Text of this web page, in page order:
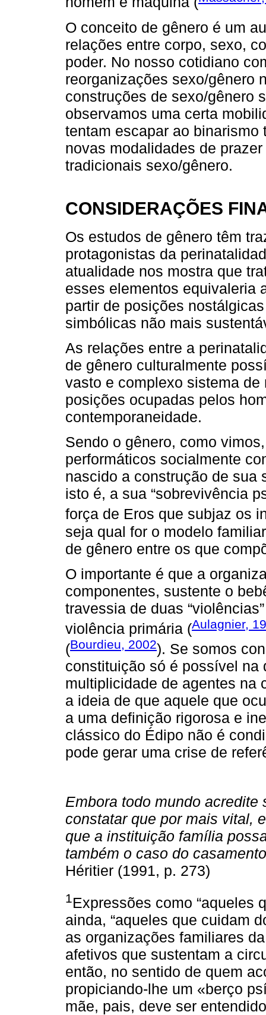
O conceito de gênero é um
relações entre corpo, sexo,
poder. No nosso cotidiano
reorganizações sexo/gênero
construções de sexo/gênero
observamos uma certa
tentam escapar ao
novas modalidades de
tradicionais sexo/gênero.
CONSIDERAÇÕES
Os estudos de gênero têm
protagonistas da
atualidade nos mostra que
esses elementos equivaleria
partir de posições
simbólicas não mais
As relações entre a
de gênero culturalmente
vasto e complexo sistema
posições ocupadas pelos
contemporaneidade.
Sendo o gênero, como
performáticos socialmente
nascido a construção de sua
isto é, a sua “sobrevivência
força de Eros que subjaz os
seja qual for o modelo
de gênero entre os que
O importante é que a
componentes, sustente o
travessia de duas
violência primária (Aulagnier,
(Bourdieu, 2002). Se somos
constituição só é possível na
multiplicidade de agentes na
a ideia de que aquele que
a uma definição rigorosa e
clássico do Édipo não é
pode gerar uma crise de
Embora todo mundo
constatar que por mais vital,
que a instituição família
também o caso do
Héritier (1991, p. 273)
1 Expressões como “aqueles
ainda, “aqueles que cuidam
as organizações familiares
afetivos que sustentam a
então, no sentido de quem
propiciando-lhe um «berço
mãe, pais, deve ser